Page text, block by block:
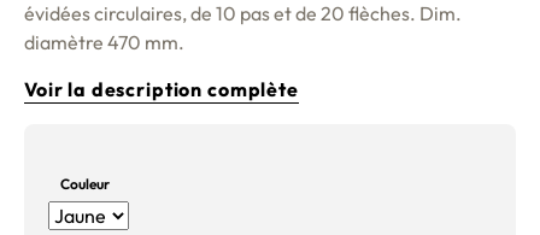
évidées circulaires, de 10 pas et de 20 flèches. Dim.
diamètre 470 mm.
Voir la description complète
Couleur